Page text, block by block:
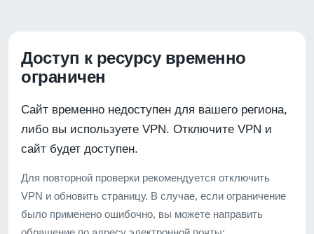
Доступ к ресурсу временно
ограничен
Сайт временно недоступен для вашего региона,
либо вы используете VPN. Отключите VPN и
сайт будет доступен.
Для повторной проверки рекомендуется отключить
VPN и обновить страницу. В случае, если ограничение
было применено ошибочно, вы можете направить